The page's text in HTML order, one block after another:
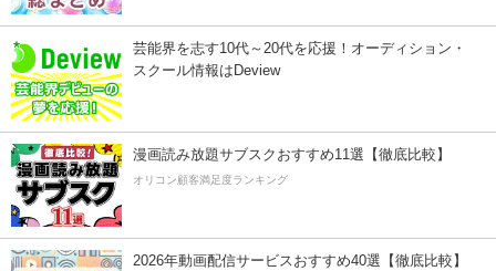
芸能界を志す10代～20代を応援！オーディション・
スクール情報はDeview
漫画読み放題サブスクおすすめ11選【徹底比較】
オリコン顧客満足度ランキング
2026年動画配信サービスおすすめ40選【徹底比較】